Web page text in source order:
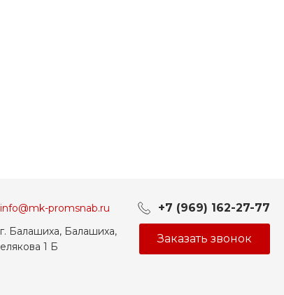
info@mk-promsnab.ru +7 (969) 162-27-77
г. Балашиха, Балашиха,
1 Б
Заказать звонок